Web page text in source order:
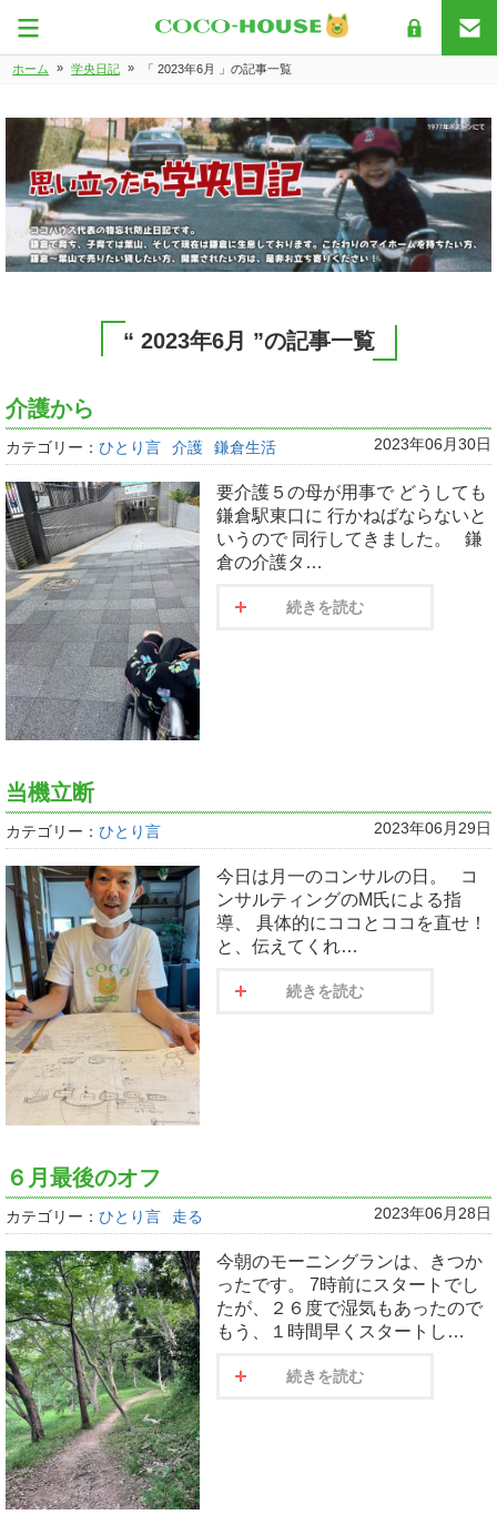
ホーム » 学央日記 » 「 2023年6月 」の記事一覧
“ 2023年6月 ”の記事一覧
介護から
カテゴリー： ひとり言 介護 鎌倉生活 2023年06月30日
要介護５の母が用事で どうしても
鎌倉駅東口に 行かねばならないと
いうので 同行してきました。 鎌
倉の介護タ…
続きを読む
当機立断
カテゴリー： ひとり言 2023年06月29日
今日は月一のコンサルの日。 コ
ンサルティングのM氏による指
導、 具体的にココとココを直せ！
と、伝えてくれ…
続きを読む
６月最後のオフ
カテゴリー： ひとり言 走る 2023年06月28日
今朝のモーニングランは、きつか
ったです。 7時前にスタートでし
たが、２６度で湿気もあったので
もう、１時間早くスタートし…
続きを読む